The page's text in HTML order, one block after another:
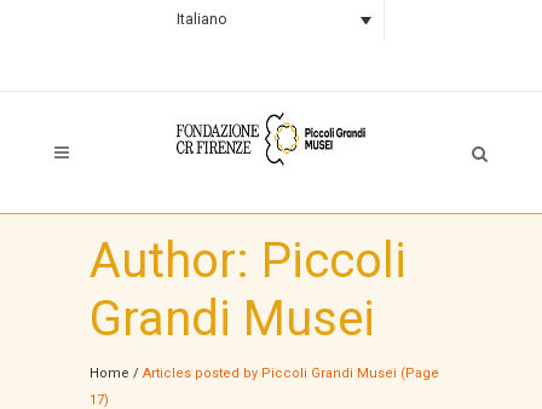
Italiano
Author: Piccoli
Grandi Musei
Home / Articles posted by Piccoli Grandi Musei (Page
17)